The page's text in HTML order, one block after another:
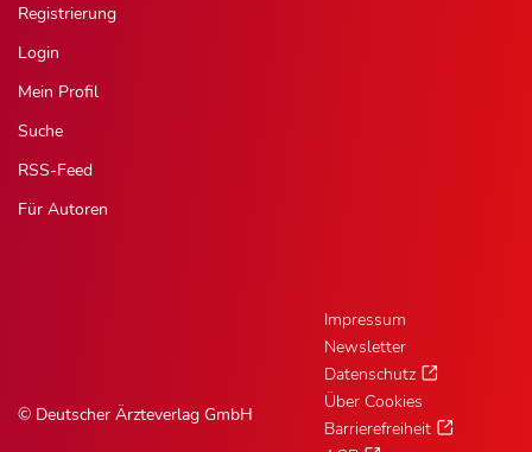
Registrierung
Login
Mein Profil
Suche
RSS-Feed
Für Autoren
© Deutscher Ärzteverlag GmbH
Impressum
Newsletter
Datenschutz
Über Cookies
Barrierefreiheit